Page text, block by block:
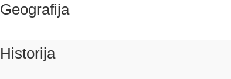
Geografija
Historija